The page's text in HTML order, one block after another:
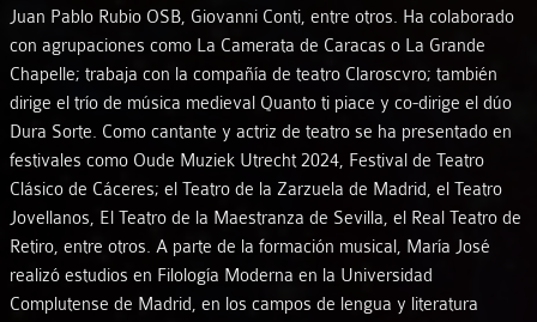
Juan Pablo Rubio OSB, Giovanni Conti, entre otros. Ha colaborado
con agrupaciones como La Camerata de Caracas o La Grande
Chapelle; trabaja con la compañía de teatro Claroscvro; también
dirige el trío de música medieval Quanto ti piace y co-dirige el dúo
Dura Sorte. Como cantante y actriz de teatro se ha presentado en
festivales como Oude Muziek Utrecht 2024, Festival de Teatro
Clásico de Cáceres; el Teatro de la Zarzuela de Madrid, el Teatro
Jovellanos, El Teatro de la Maestranza de Sevilla, el Real Teatro de
Retiro, entre otros. A parte de la formación musical, María José
realizó estudios en Filología Moderna en la Universidad
Complutense de Madrid, en los campos de lengua y literatura